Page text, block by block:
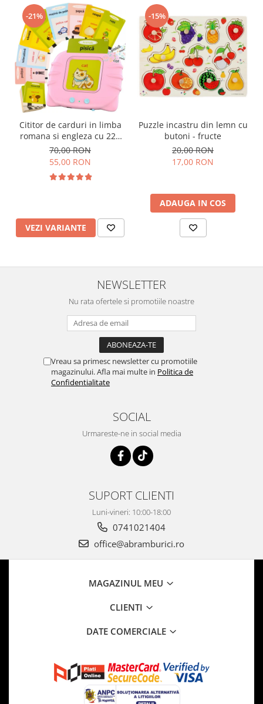
-21%
Cititor de carduri in limba
romana si engleza cu 224
de imagini si sunete,
incarcare USB
70,00 RON
55,00 RON
VEZI VARIANTE
-15%
Puzzle incastru din lemn cu
butoni - fructe
20,00 RON
17,00 RON
ADAUGA IN COS
NEWSLETTER
Nu rata ofertele si promotiile noastre
Vreau sa primesc newsletter cu promotiile
magazinului. Afla mai multe in Politica de
Confidentialitate
SOCIAL
Urmareste-ne in social media
SUPORT CLIENTI
Luni-vineri: 10:00-18:00
0741021404
office@abramburici.ro
MAGAZINUL MEU
CLIENTI
DATE COMERCIALE